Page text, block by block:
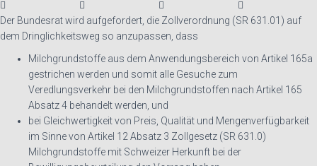
O
M
C
L
Der Bundesrat wird aufgefordert, die Zollverordnung (SR 631.01) auf
dem Dringlichkeitsweg so anzupassen, dass
Milchgrundstoffe aus dem Anwendungsbereich von Artikel 165a
gestrichen werden und somit alle Gesuche zum
Veredlungsverkehr bei den Milchgrundstoffen nach Artikel 165
Absatz 4 behandelt werden, und
bei Gleichwertigkeit von Preis, Qualität und Mengenverfügbarkeit
im Sinne von Artikel 12 Absatz 3 Zollgesetz (SR 631.0)
Milchgrundstoffe mit Schweizer Herkunft bei der